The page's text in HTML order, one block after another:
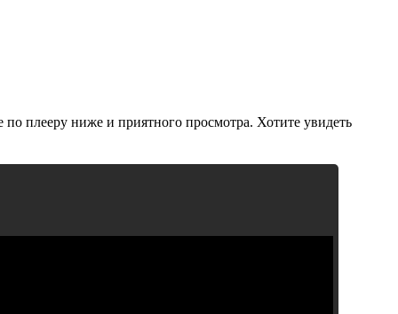
плееру ниже и приятного просмотра. Хотите увидеть